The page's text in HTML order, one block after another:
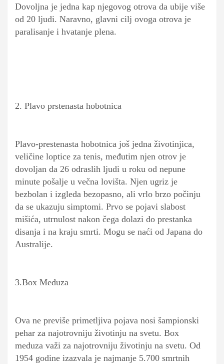
Dovoljna je jedna kap njegovog otrova da ubije više
od 20 ljudi. Naravno, glavni cilj ovoga otrova je
paralisanje i hvatanje plena.
2. Plavo prstenasta hobotnica
Plavo-prestenasta hobotnica još jedna životinjica,
veličine loptice za tenis, međutim njen otrov je
dovoljan da 26 odraslih ljudi u roku od nepune
minute pošalje u večna lovišta. Njen ugriz je
bezbolan i izgleda bezopasno, ali vrlo brzo počinju
da se ukazuju simptomi. Prvo se pojavi slabost
mišića, utrnulost nakon čega dolazi do prestanka
disanja i na kraju smrti. Mogu se naći od Japana do
Australije.
3.Box Meduza
Ova ne previše primetljiva pojava nosi šampionski
pehar za najotrovniju životinju na svetu. Box
meduza važi za najotrovniju životinju na svetu. Od
1954 godine izazvala je najmanje 5.700 smrtnih